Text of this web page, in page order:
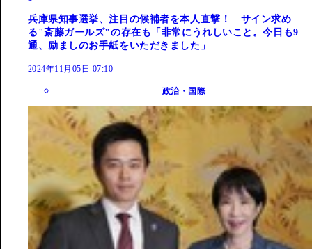
兵庫県知事選挙、注目の候補者を本人直撃！ サイン求め
る"斎藤ガールズ"の存在も「非常にうれしいこと。今日も9
通、励ましのお手紙をいただきました」
2024年11月05日 07:10
政治・国際